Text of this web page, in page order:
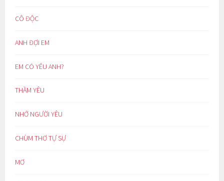
CÔ ĐỘC
ANH ĐỢI EM
EM CÓ YÊU ANH?
THẦM YÊU
NHỚ NGƯỜI YÊU
CHÙM THƠ TỰ SỰ
MƠ